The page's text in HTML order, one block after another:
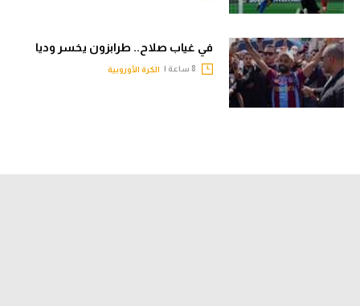
في غياب صلاح.. طرابزون يخسر وديا
الكرة الأوروبية